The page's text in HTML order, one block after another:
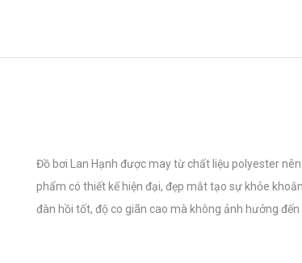
Đồ bơi Lan Hạnh được may từ chất liệu polyester
phẩm có thiết kế hiện đại, đẹp mắt tạo sự khỏe
đàn hồi tốt, độ co giãn cao mà không ảnh hưởng